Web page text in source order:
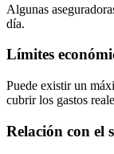
Algunas
día.
Límites
Puede existir un
cubrir los gastos
Relación con el